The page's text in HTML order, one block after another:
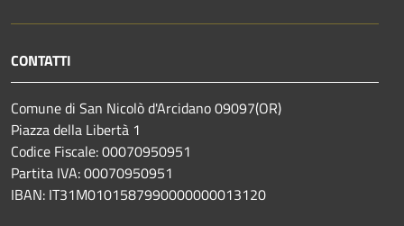
CONTATTI
Comune di San Nicolò d'Arcidano 09097(OR)
Piazza della Libertà 1
Codice Fiscale: 00070950951
Partita IVA: 00070950951
IBAN: IT31M0101587990000000013120